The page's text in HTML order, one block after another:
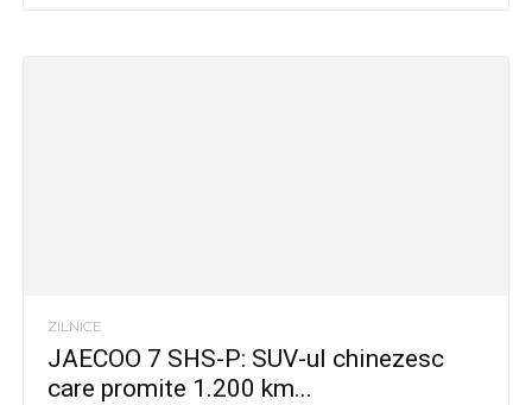
ZILNICE
JAECOO 7 SHS-P: SUV-ul chinezesc
care promite 1.200 km...